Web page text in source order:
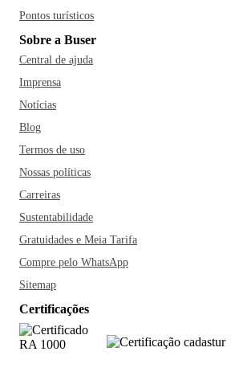
Pontos turísticos
Sobre a Buser
Central de ajuda
Imprensa
Notícias
Blog
Termos de uso
Nossas políticas
Carreiras
Sustentabilidade
Gratuidades e Meia Tarifa
Compre pelo WhatsApp
Sitemap
Certificações